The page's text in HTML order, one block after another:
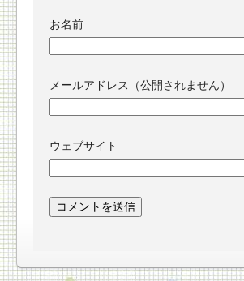
お名前
メールアドレス（公開されません）
ウェブサイト